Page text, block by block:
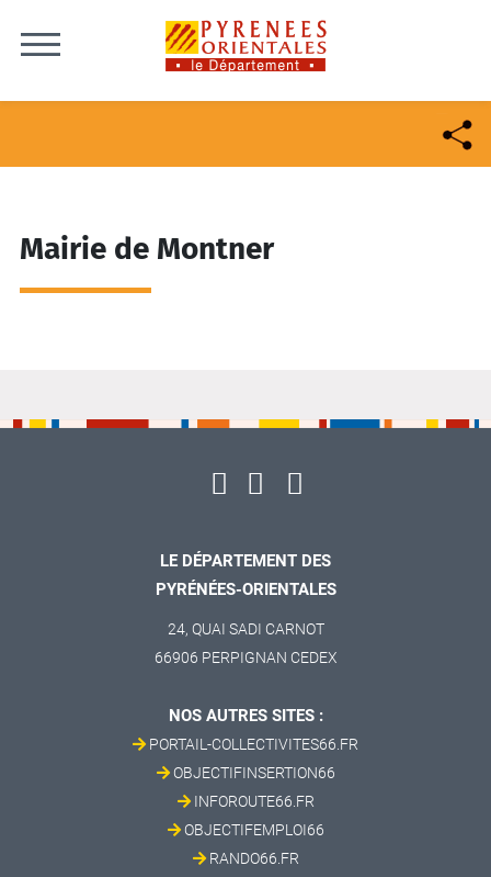
Mairie de Montner
LE DÉPARTEMENT DES
PYRÉNÉES-ORIENTALES
24, QUAI SADI CARNOT
66906 PERPIGNAN CEDEX
NOS AUTRES SITES :
PORTAIL-COLLECTIVITES66.FR
OBJECTIFINSERTION66
INFOROUTE66.FR
OBJECTIFEMPLOI66
RANDO66.FR